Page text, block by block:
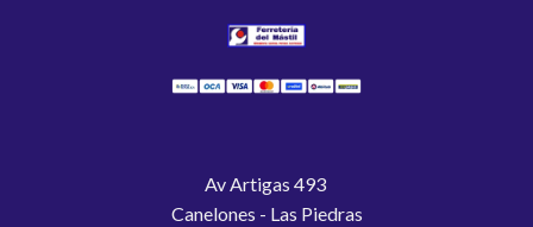
Av Artigas 493
Canelones - Las Piedras